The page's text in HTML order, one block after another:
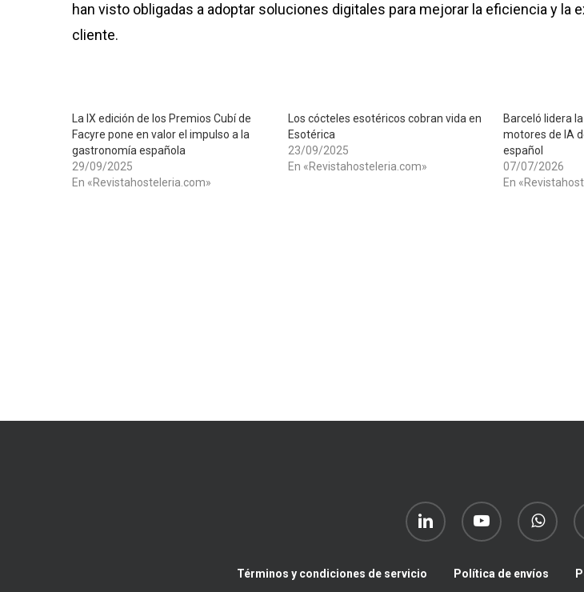
han visto obligadas a adoptar soluciones digitales para mejorar la eficiencia y la
cliente.
La IX edición de los Premios Cubí de
Facyre pone en valor el impulso a la
gastronomía española
29/09/2025
En «Revistahosteleria.com»
Los cócteles esotéricos cobran vida en
Esotérica
23/09/2025
En «Revistahosteleria.com»
Barceló lidera
motores de IA
español
07/07/2026
En
linkedin youtube whatsapp
Términos y condiciones de servicio Política de envíos